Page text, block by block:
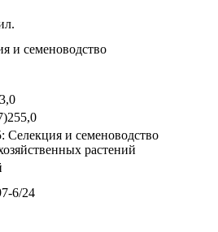
и семеноводство
Селекция и семеноводство
растений
6/24